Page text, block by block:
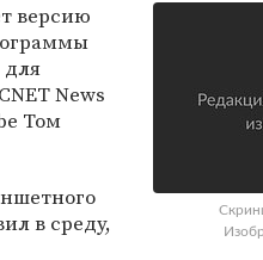
версию
News
Том
в среду,